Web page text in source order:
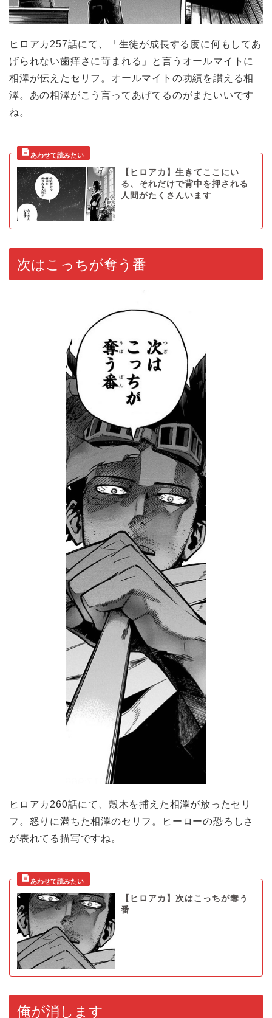
ヒロアカ257話にて、「生徒が成長する度に何もしてあ
げられない歯痒さに苛まれる」と言うオールマイトに
相澤が伝えたセリフ。オールマイトの功績を讃える相
澤。あの相澤がこう言ってあげてるのがまたいいです
ね。
【ヒロアカ】生きてここにい
る、それだけで背中を押される
人間がたくさんいます
次はこっちが奪う番
ヒロアカ260話にて、殻木を捕えた相澤が放ったセリ
フ。怒りに満ちた相澤のセリフ。ヒーローの恐ろしさ
が表れてる描写ですね。
【ヒロアカ】次はこっちが奪う
番
俺が消します